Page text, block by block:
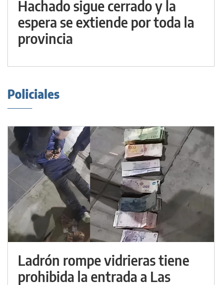
Hachado sigue cerrado y la
espera se extiende por toda la
provincia
Policiales
Ladrón rompe vidrieras tiene
prohibida la entrada a Las